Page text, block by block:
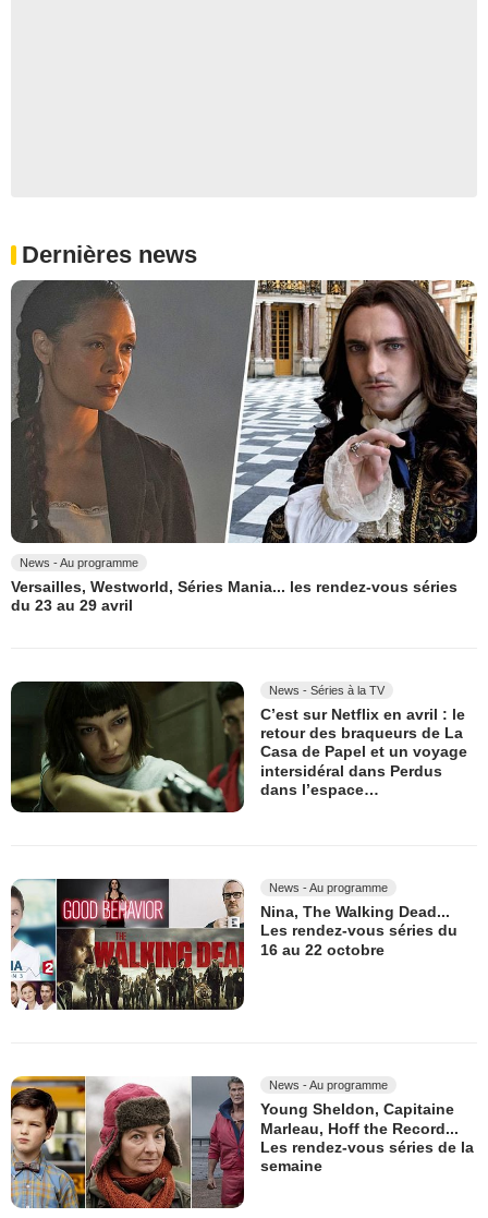
Dernières news
News - Au programme
Versailles, Westworld, Séries Mania... les rendez-vous séries
du 23 au 29 avril
News - Séries à la TV
C’est sur Netflix en avril : le
retour des braqueurs de La
Casa de Papel et un voyage
intersidéral dans Perdus
dans l’espace…
News - Au programme
Nina, The Walking Dead...
Les rendez-vous séries du
16 au 22 octobre
News - Au programme
Young Sheldon, Capitaine
Marleau, Hoff the Record...
Les rendez-vous séries de la
semaine